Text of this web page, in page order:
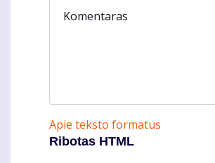
Komentaras
Apie teksto formatus
Ribotas HTML